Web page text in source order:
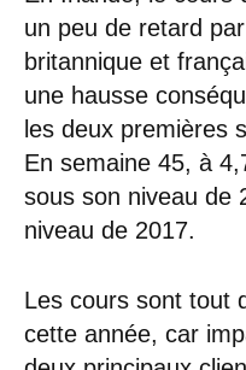
un peu de retard
britannique et
une hausse
les deux premières
En semaine 45, à
sous son niveau de
niveau de 2017.
Les cours sont tout
cette année, car